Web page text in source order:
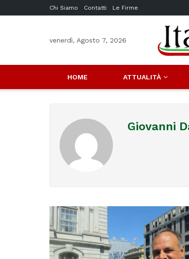
Chi Siamo Contatti Le Firme
venerdì, Agosto 7, 2026
HOME ATTUALITÀ
Giovanni